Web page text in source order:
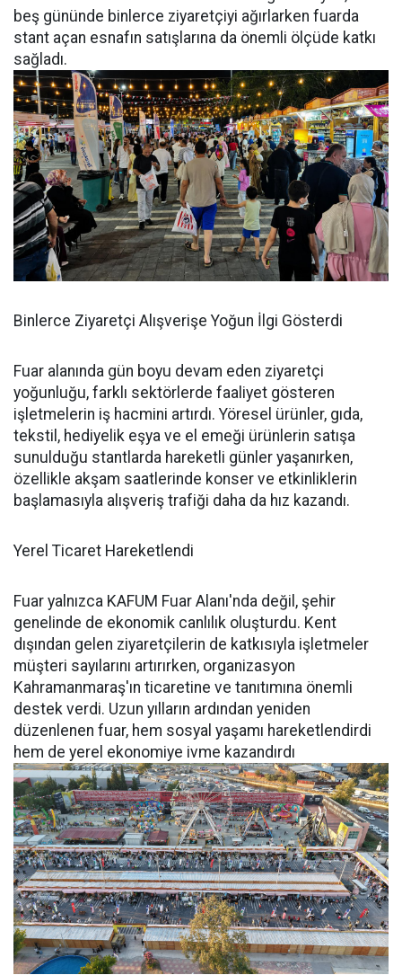
beş gününde binlerce ziyaretçiyi ağırlarken fuarda
stant açan esnafın satışlarına da önemli ölçüde katkı
sağladı.
Binlerce Ziyaretçi Alışverişe Yoğun İlgi Gösterdi
Fuar alanında gün boyu devam eden ziyaretçi
yoğunluğu, farklı sektörlerde faaliyet gösteren
işletmelerin iş hacmini artırdı. Yöresel ürünler, gıda,
tekstil, hediyelik eşya ve el emeği ürünlerin satışa
sunulduğu stantlarda hareketli günler yaşanırken,
özellikle akşam saatlerinde konser ve etkinliklerin
başlamasıyla alışveriş trafiği daha da hız kazandı.
Yerel Ticaret Hareketlendi
Fuar yalnızca KAFUM Fuar Alanı'nda değil, şehir
genelinde de ekonomik canlılık oluşturdu. Kent
dışından gelen ziyaretçilerin de katkısıyla işletmeler
müşteri sayılarını artırırken, organizasyon
Kahramanmaraş'ın ticaretine ve tanıtımına önemli
destek verdi. Uzun yılların ardından yeniden
düzenlenen fuar, hem sosyal yaşamı hareketlendirdi
hem de yerel ekonomiye ivme kazandırdı